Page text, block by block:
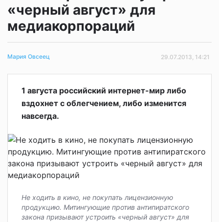
«черный август» для
медиакорпораций
Мария Овсеец 29.07.2013, 14:21
1 августа российский интернет-мир либо
вздохнет с облегчением, либо изменится
навсегда.
Не ходить в кино, не покупать лицензионную
продукцию. Митингующие против антипиратского
закона призывают устроить «черный август» для